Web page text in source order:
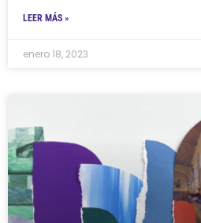
LEER MÁS »
enero 18, 2023